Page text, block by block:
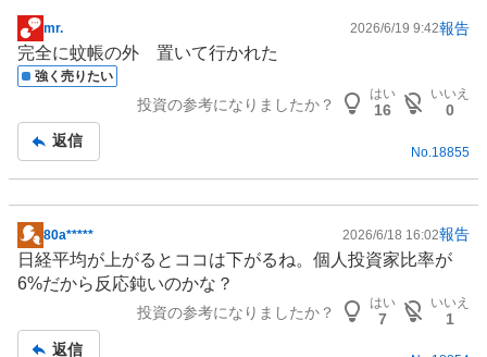
掲
示
板
mr. 2026/6/19 9:42報告
完全に蚊帳の外 置いて行かれた
強く売りたい
投資の参考になりましたか？
はい
16
いいえ
0
返信
No. 18855
掲
示
板
80a***** 2026/6/18 16:02報告
日経平均が上がるとココは下がるね。個人投資家比率が
6%だから反応鈍いのかな？
投資の参考になりましたか？
はい
7
いいえ
1
返信